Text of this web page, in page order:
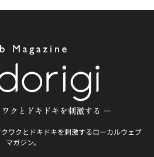
ワクとドキドキを刺激するローカルウェブ
マガジン。